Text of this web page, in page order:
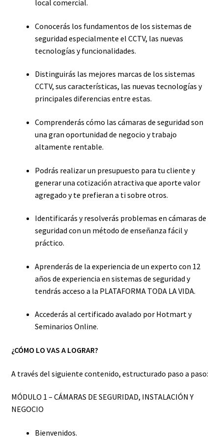
local comercial.
Conocerás los fundamentos de los sistemas de
seguridad especialmente el CCTV, las nuevas
tecnologías y funcionalidades.
Distinguirás las mejores marcas de los sistemas
CCTV, sus características, las nuevas tecnologías y
principales diferencias entre estas.
Comprenderás cómo las cámaras de seguridad son
una gran oportunidad de negocio y trabajo
altamente rentable.
Podrás realizar un presupuesto para tu cliente y
generar una cotización atractiva que aporte valor
agregado y te prefieran a ti sobre otros.
Identificarás y resolverás problemas en cámaras de
seguridad con un método de enseñanza fácil y
práctico.
Aprenderás de la experiencia de un experto con 12
años de experiencia en sistemas de seguridad y
tendrás acceso a la PLATAFORMA TODA LA VIDA.
Accederás al certificado avalado por Hotmart y
Seminarios Online.
¿CÓMO LO VAS A LOGRAR?
A través del siguiente contenido, estructurado paso a paso:
MÓDULO 1 – CÁMARAS DE SEGURIDAD, INSTALACIÓN Y
NEGOCIO
Bienvenidos.